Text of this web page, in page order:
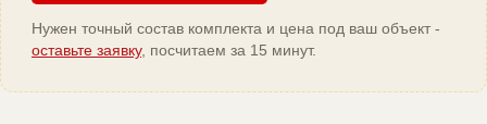
Нужен точный состав комплекта и цена под ваш объект -
оставьте заявку, посчитаем за 15 минут.